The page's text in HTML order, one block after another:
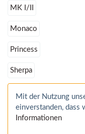
MK I/II
Monaco
Princess
Sherpa
Mit der Nutzung
einverstanden, dass
Informationen